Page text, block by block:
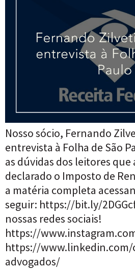
Nosso sócio, Fernando
entrevista à Folha de São
as dúvidas dos leitores
declarado o Imposto de
a matéria completa
seguir: https://bit.ly/
nossas redes sociais!
https://
https://
advogados/